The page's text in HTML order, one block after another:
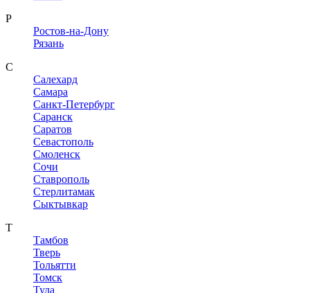
Р
Ростов-на-Дону
Рязань
С
Салехард
Самара
Санкт-Петербург
Саранск
Саратов
Севастополь
Смоленск
Сочи
Ставрополь
Стерлитамак
Сыктывкар
Т
Тамбов
Тверь
Тольятти
Томск
Тула